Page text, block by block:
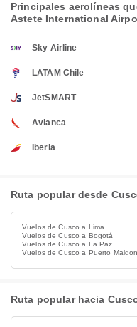
Principales aerolíneas
Astete International
Sky Airline
LATAM Chile
JetSMART
Avianca
Iberia
Ruta popular desde
Vuelos de Cusco a Lima
Vuelos de Cusco a Bogotá
Vuelos de Cusco a La Paz
Vuelos de Cusco a Puerto
Ruta popular hacia